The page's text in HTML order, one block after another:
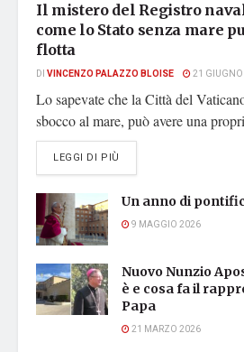
Il mistero del Registro
come lo Stato senza mare
flotta
DI VINCENZO PALAZZO BLOISE 21
Lo sapevate che la Città del
sbocco al mare, può avere una
LEGGI DI PIÙ
Un anno di
9 MAGGIO 2026
Nuovo Nunzio
è e cosa fa il
Papa
21 MARZO 2026